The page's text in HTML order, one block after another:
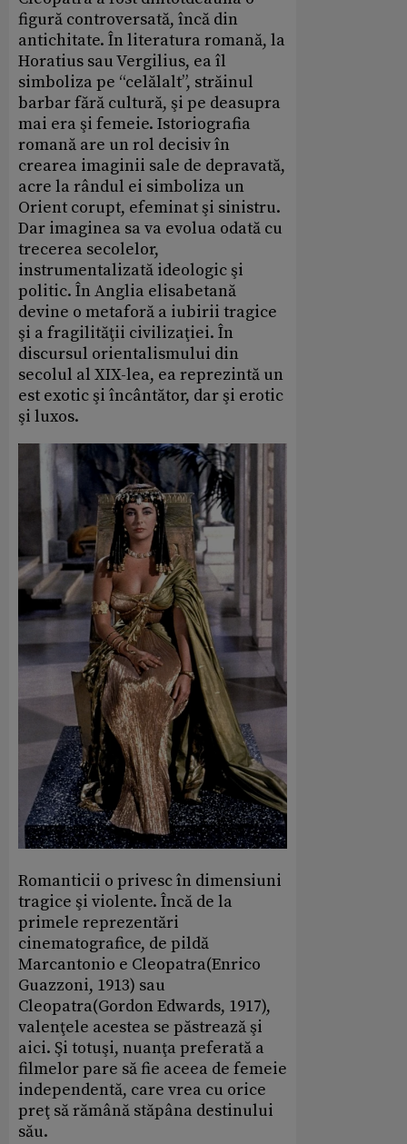
figură controversată, încă din
antichitate. În literatura romană, la
Horatius sau Vergilius, ea îl
simboliza pe “celălalt”, străinul
barbar fără cultură, şi pe deasupra
mai era şi femeie. Istoriografia
romană are un rol decisiv în
crearea imaginii sale de depravată,
acre la rândul ei simboliza un
Orient corupt, efeminat şi sinistru.
Dar imaginea sa va evolua odată cu
trecerea secolelor,
instrumentalizată ideologic şi
politic. În Anglia elisabetană
devine o metaforă a iubirii tragice
şi a fragilităţii civilizaţiei. În
discursul orientalismului din
secolul al XIX-lea, ea reprezintă un
est exotic şi încântător, dar şi erotic
şi luxos.
Romanticii o privesc în dimensiuni
tragice şi violente. Încă de la
primele reprezentări
cinematografice, de pildă
Marcantonio e Cleopatra(Enrico
Guazzoni, 1913) sau
Cleopatra(Gordon Edwards, 1917),
valenţele acestea se păstrează şi
aici. Şi totuşi, nuanţa preferată a
filmelor pare să fie aceea de femeie
independentă, care vrea cu orice
preţ să rămână stăpâna destinului
său.